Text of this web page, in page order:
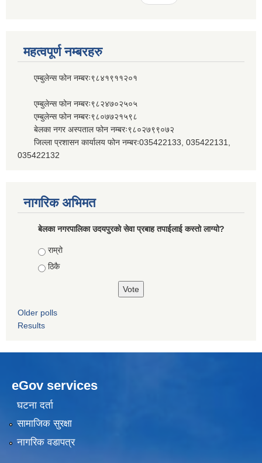
महत्वपूर्ण नम्बरहरु
एम्बुलेन्स फोन नम्बरः९८४१९११२०१
एम्बुलेन्स फोन नम्बरः९८२४७०२५०५
एम्बुलेन्स फोन नम्बरः९८०७७२१५९८
बेलका नगर अस्पताल फोन नम्बरः९८०२७९९०७२
जिल्ला प्रशासन कार्यालय फोन नम्बरः035422133, 035422131,
035422132
नागरिक अभिमत
बेलका नगरपालिका उदयपुरको सेवा प्रबाह तपाईलाई कस्तो लाग्यो?
Choices
राम्रो
ठिकै
Older polls
Results
eGov services
घटना दर्ता
सामाजिक सुरक्षा
नागरिक वडापत्र